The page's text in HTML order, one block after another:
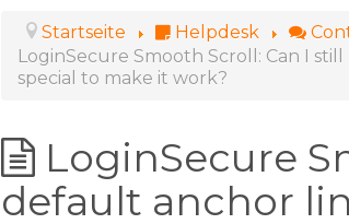
Startseite Helpdesk
LoginSecure Smooth Scroll: Can I
special to make it work?
LoginSecure
default anchor